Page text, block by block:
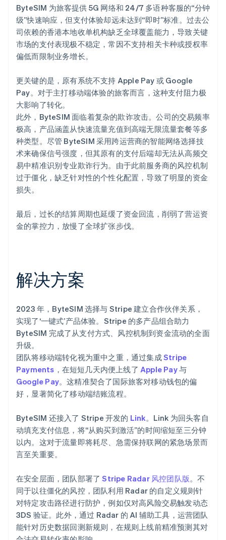
ByteSIM 为旅客提供 5G 网络和 24/7 多语种客服的“分钟
级”快速响应，但支付体验却远未达到“即时”标准。过去公
司依赖的香港本地收单机构缺乏全球覆盖能力，导致关键
市场的支付表现极不稳定，常因不支持相关卡种或授权率
偏低而限制业务增长。
更关键的是，原有系统不支持 Apple Pay 或 Google
Pay。对于主打移动端体验的旅客而言，这种支付阻力极
大影响了转化。
此外，ByteSIM 面临着复杂的欺诈攻击。公司的交易频率
极高，产品涵盖从快速流量充值到高端无限流量套餐等多
种类型。尽管 ByteSIM 采用跨运营商的智能网络选择技
术来确保信号强度，但其原有的支付后端却无法从高频交
易中精准识别专业欺诈行为。由于此前服务商的风控机制
过于僵化，缺乏针对性的个性化配置，导致了明显的资金
损失。
最后，过长的结算周期也延缓了资金回流，削弱了营运资
金的掌控力，放慢了全球扩张步伐。
解决方案
2023 年，ByteSIM 选择与 Stripe 建立合作伙伴关系，
实现了‘一键式’产品体验。Stripe 的多产品组合助力
ByteSIM 完成了从支付方式、风控机制到资金流动的全面
升级。
团队将移动端转化视为重中之重，通过集成Stripe
Payments ，在短短几天内便上线了 Apple Pay与
Google Pay。这精准契合了国际旅客对移动钱包的偏
好，显著简化了移动端结账流程。
ByteSIM 还接入了 Stripe 开发的 Link。Link 为回头客自
动填充支付信息，将“从购买到激活”的时间缩短至三分钟
以内。这对于流量即将耗尽、急需保持联网的紧急场景而
言至关重要。
在安全层面，团队部署了Stripe Radar 风控团队版。不
同于以往僵化的风控，团队利用 Radar 的自定义规则针
对特定攻击路径进行防护，例如仅对高风险交易触发动态
3DS 验证。此外，通过 Radar 的 AI 辅助工具，运营团队
能针对历史数据回测新规则，在规则上线前精准预测其对